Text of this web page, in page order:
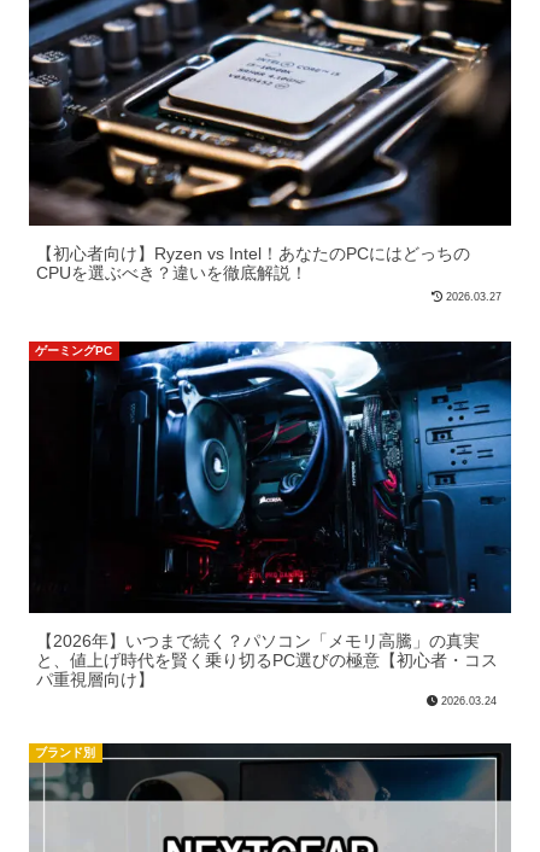
【初心者向け】Ryzen vs Intel！あなたのPCにはどっちの
CPUを選ぶべき？違いを徹底解説！
2026.03.27
ゲーミングPC
【2026年】いつまで続く？パソコン「メモリ高騰」の真実
と、値上げ時代を賢く乗り切るPC選びの極意【初心者・コス
パ重視層向け】
2026.03.24
ブランド別